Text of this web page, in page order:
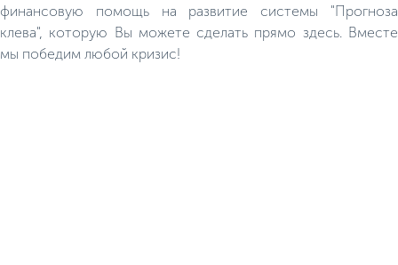
финансовую помощь на развитие системы "Прогноза
клева", которую Вы можете сделать прямо здесь. Вместе
мы победим любой кризис!